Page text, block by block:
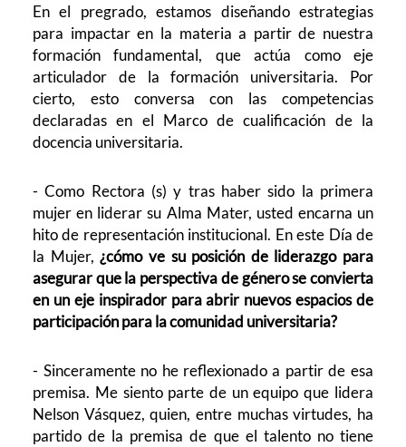
En el pregrado, estamos diseñando estrategias
para impactar en la materia a partir de nuestra
formación fundamental, que actúa como eje
articulador de la formación universitaria. Por
cierto, esto conversa con las competencias
declaradas en el Marco de cualificación de la
docencia universitaria.
- Como Rectora (s) y tras haber sido la primera
mujer en liderar su Alma Mater, usted encarna un
hito de representación institucional. En este Día de
la Mujer,¿cómo ve su posición de liderazgo para
asegurar que la perspectiva de género se convierta
en un eje inspirador para abrir nuevos espacios de
participación para la comunidad universitaria?
- Sinceramente no he reflexionado a partir de esa
premisa. Me siento parte de un equipo que lidera
Nelson Vásquez, quien, entre muchas virtudes, ha
partido de la premisa de que el talento no tiene